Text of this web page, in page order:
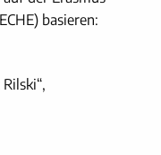
basieren: